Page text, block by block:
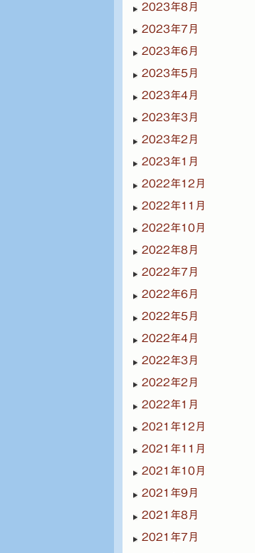
2023年8月
2023年7月
2023年6月
2023年5月
2023年4月
2023年3月
2023年2月
2023年1月
2022年12月
2022年11月
2022年10月
2022年8月
2022年7月
2022年6月
2022年5月
2022年4月
2022年3月
2022年2月
2022年1月
2021年12月
2021年11月
2021年10月
2021年9月
2021年8月
2021年7月